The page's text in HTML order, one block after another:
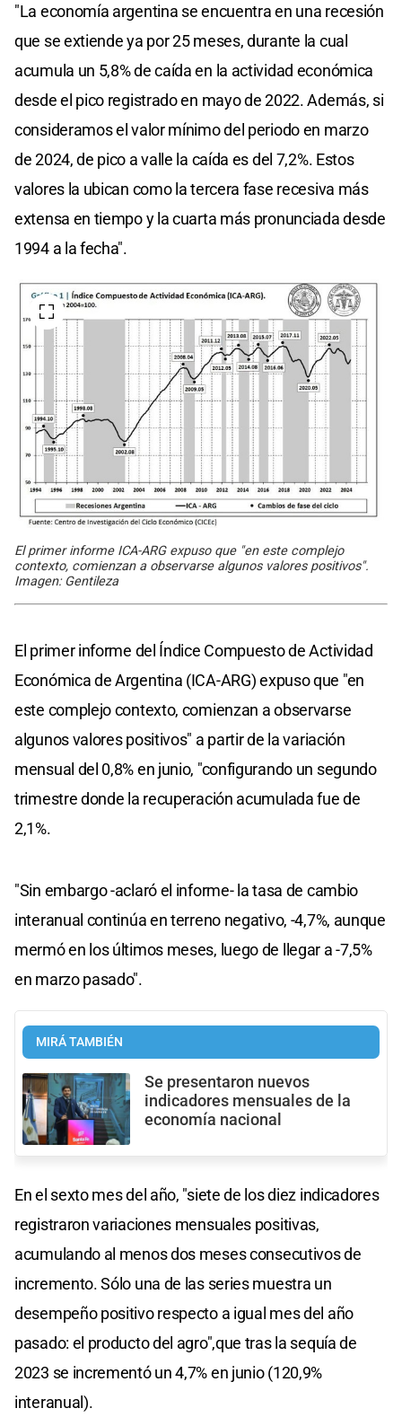
"La economía argentina se encuentra en una recesión
que se extiende ya por 25 meses, durante la cual
acumula un 5,8% de caída en la actividad económica
desde el pico registrado en mayo de 2022. Además, si
consideramos el valor mínimo del periodo en marzo
de 2024, de pico a valle la caída es del 7,2%. Estos
valores la ubican como la tercera fase recesiva más
extensa en tiempo y la cuarta más pronunciada desde
1994 a la fecha".
El primer informe ICA-ARG expuso que "en este complejo
contexto, comienzan a observarse algunos valores positivos".
Imagen: Gentileza
El primer informe del Índice Compuesto de Actividad
Económica de Argentina (ICA-ARG) expuso que "en
este complejo contexto, comienzan a observarse
algunos valores positivos" a partir de la variación
mensual del 0,8% en junio, "configurando un segundo
trimestre donde la recuperación acumulada fue de
2,1%.
"Sin embargo -aclaró el informe- la tasa de cambio
interanual continúa en terreno negativo, -4,7%, aunque
mermó en los últimos meses, luego de llegar a -7,5%
en marzo pasado".
MIRÁ TAMBIÉN
Se presentaron nuevos
indicadores mensuales de la
economía nacional
En el sexto mes del año, "siete de los diez indicadores
registraron variaciones mensuales positivas,
acumulando al menos dos meses consecutivos de
incremento. Sólo una de las series muestra un
desempeño positivo respecto a igual mes del año
pasado: el producto del agro",que tras la sequía de
2023 se incrementó un 4,7% en junio (120,9%
interanual).